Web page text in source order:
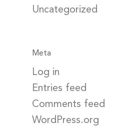
Uncategorized
Meta
Log in
Entries feed
Comments feed
WordPress.org